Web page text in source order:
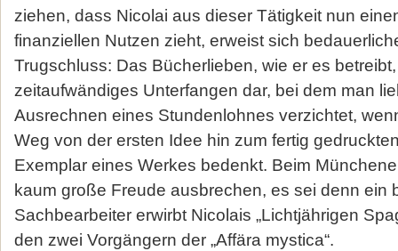
ziehen, dass Nicolai aus dieser Tätigkeit nun
finanziellen Nutzen zieht, erweist sich
Trugschluss: Das Bücherlieben, wie er es
zeitaufwändiges Unterfangen dar, bei dem man
Ausrechnen eines Stundenlohnes verzichtet,
Weg von der ersten Idee hin zum fertig
Exemplar eines Werkes bedenkt. Beim
kaum große Freude ausbrechen, es sei denn ein
Sachbearbeiter erwirbt Nicolais „Lichtjährigen
den zwei Vorgängern der „Affära mystica“.